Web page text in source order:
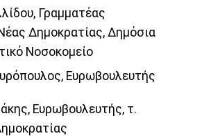
Γραμματέας
Δημοκρατίας, Δημόσια
Νοσοκομείο
Ευρωβουλευτής
Ευρωβουλευτής, τ.